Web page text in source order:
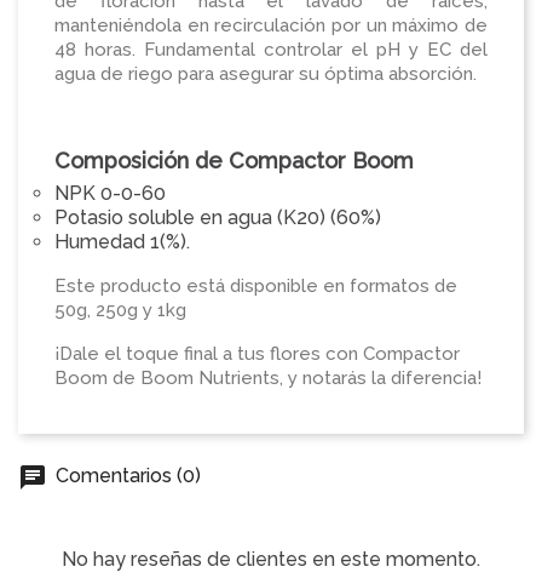
manteniéndola en recirculación por un máximo de
48 horas. Fundamental controlar el pH y EC del
agua de riego para asegurar su óptima absorción.
Composición de Compactor Boom
NPK 0-0-60
Potasio soluble en agua (K20) (60%)
Humedad 1(%).
Este producto está disponible en formatos de
50g, 250g y 1kg
¡Dale el toque final a tus flores con Compactor
Boom de Boom Nutrients, y notarás la diferencia!
chat Comentarios (0)
No hay reseñas de clientes en este momento.